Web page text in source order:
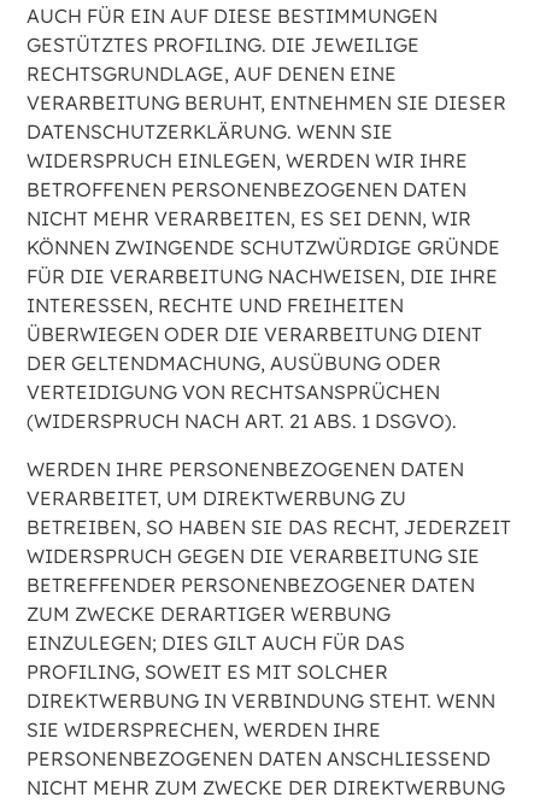
AUCH FÜR EIN AUF DIESE BESTIMMUNGEN
GESTÜTZTES PROFILING. DIE JEWEILIGE
RECHTSGRUNDLAGE, AUF DENEN EINE
VERARBEITUNG BERUHT, ENTNEHMEN SIE DIESER
DATENSCHUTZERKLÄRUNG. WENN SIE
WIDERSPRUCH EINLEGEN, WERDEN WIR IHRE
BETROFFENEN PERSONENBEZOGENEN DATEN
NICHT MEHR VERARBEITEN, ES SEI DENN, WIR
KÖNNEN ZWINGENDE SCHUTZWÜRDIGE GRÜNDE
FÜR DIE VERARBEITUNG NACHWEISEN, DIE IHRE
INTERESSEN, RECHTE UND FREIHEITEN
ÜBERWIEGEN ODER DIE VERARBEITUNG DIENT
DER GELTENDMACHUNG, AUSÜBUNG ODER
VERTEIDIGUNG VON RECHTSANSPRÜCHEN
(WIDERSPRUCH NACH ART. 21 ABS. 1 DSGVO).
WERDEN IHRE PERSONENBEZOGENEN DATEN
VERARBEITET, UM DIREKTWERBUNG ZU
BETREIBEN, SO HABEN SIE DAS RECHT, JEDERZEIT
WIDERSPRUCH GEGEN DIE VERARBEITUNG SIE
BETREFFENDER PERSONENBEZOGENER DATEN
ZUM ZWECKE DERARTIGER WERBUNG
EINZULEGEN; DIES GILT AUCH FÜR DAS
PROFILING, SOWEIT ES MIT SOLCHER
DIREKTWERBUNG IN VERBINDUNG STEHT. WENN
SIE WIDERSPRECHEN, WERDEN IHRE
PERSONENBEZOGENEN DATEN ANSCHLIESSEND
NICHT MEHR ZUM ZWECKE DER DIREKTWERBUNG